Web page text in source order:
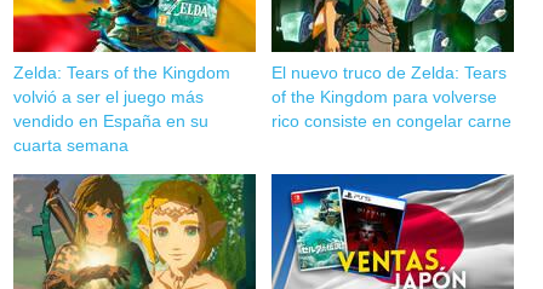
Zelda: Tears of the Kingdom
volvió a ser el juego más
vendido en España en su
cuarta semana
El nuevo truco de Zelda: Tears
of the Kingdom para volverse
rico consiste en congelar carne